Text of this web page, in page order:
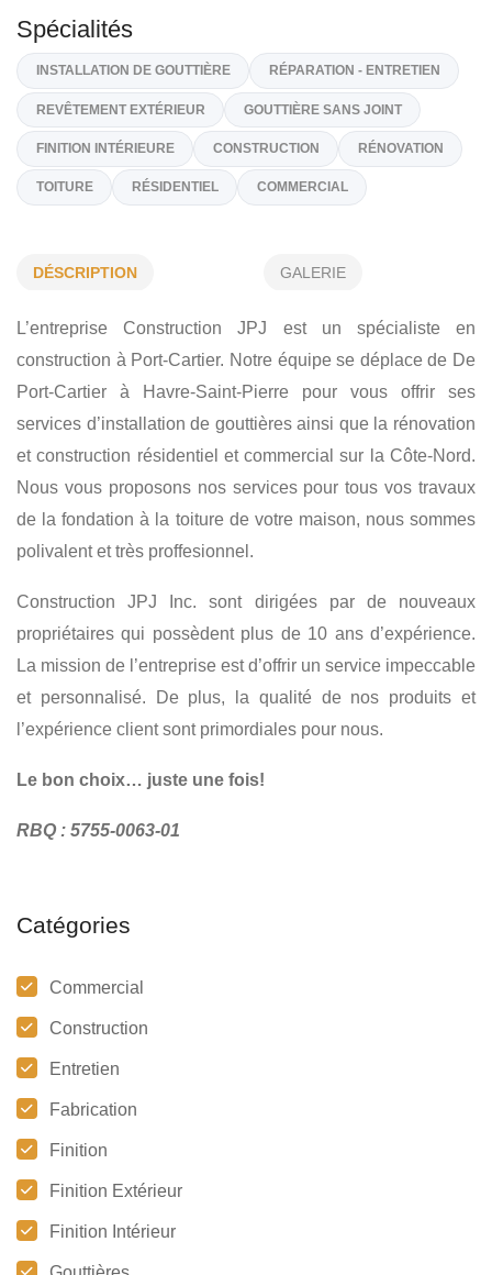
Sur Demande
gouttierejpj@gmail.com
https://www.gouttieresjpj.com
INSTALLATION DE GOUTTIÈRE RÉPARATION - ENTRETIEN
​FINITION INTÉRIEURE ​CONSTRUCTION ​RÉNOVATION
TOITURE RÉSIDENTIEL COMMERCIAL
DÉSCRIPTION GALERIE
L’entreprise Construction JPJ est un spécialiste en
construction à Port-Cartier. Notre équipe se déplace de De
Port-Cartier à Havre-Saint-Pierre pour vous offrir ses
services d’installation de gouttières ainsi que la rénovation
et construction résidentiel et commercial sur la Côte-Nord.
Nous vous proposons nos services pour tous vos travaux
de la fondation à la toiture de votre maison, nous sommes
polivalent et très proffesionnel.
Construction JPJ Inc. sont dirigées par de nouveaux
propriétaires qui possèdent plus de 10 ans d’expérience.
La mission de l’entreprise est d’offrir un service impeccable
et personnalisé. De plus, la qualité de nos produits et
l’expérience client sont primordiales pour nous.
Le bon choix… juste une fois!
RBQ : 5755-0063-01
Catégories
Commercial
Construction
Entretien
Fabrication
Finition
Finition Extérieur
Finition Intérieur